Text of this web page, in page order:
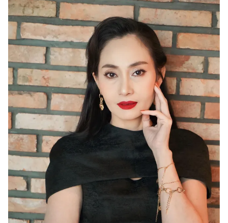
® Cấm sao chép dưới mọi hình thức nếu không có sự chấp
thuận bằng văn bản. Ghi rõ nguồn VTV.vn khi phát hành lại
thông tin từ website này.